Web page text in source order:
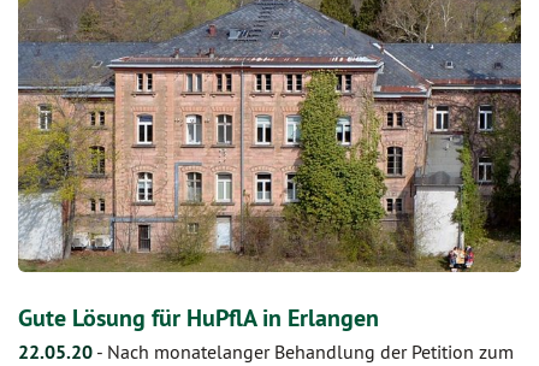
Gute Lösung für HuPflA in Erlangen
22.05.20 - Nach monatelanger Behandlung der Petition zum